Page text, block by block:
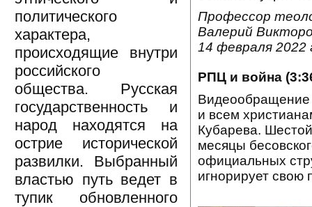
политического
характера,
происходящие внутри
российского
общества. Русская
государственность и
народ находятся на
острие исторической
развилки. Выбранный
властью путь ведет в
тупик обновленного
Профессор
Валерий
14 февраля 2022
РПЦ и война
Видеообращение
и всем
Кубарева.
месяцы
официальных
игнорирует свою